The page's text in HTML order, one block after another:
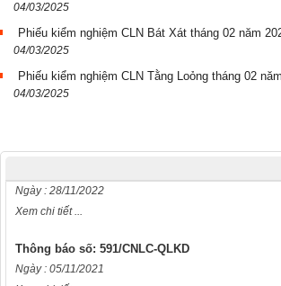
04/03/2025
Phiếu kiểm nghiệm CLN Bát Xát tháng 02 năm
04/03/2025
Phiếu kiểm nghiệm CLN Tằng Loỏng tháng 02
04/03/2025
Quyết định số: Số 2324/QĐ-UBND
Ngày : 28/11/2022
Xem chi tiết ...
Thông báo số: 591/CNLC-QLKD
Ngày : 05/11/2021